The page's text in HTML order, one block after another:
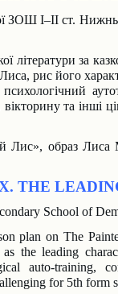
ЗОШ I–II ст.
літератури за
Лиса, рис його
психологічний
та інші
Лис», образ Лиса
THE
School of
plan on The
the leading
auto-training,
for 5th form